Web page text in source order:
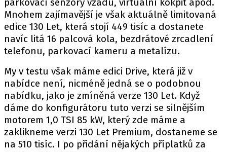
Mnohem zajímavější je však aktuálně limitovaná
edice 130 Let, která stojí 449 tisíc a dostanete
navíc litá 16 palcová kola, bezdrátové zrcadlení
telefonu, parkovací kameru a metalízu.
My v testu však máme edici Drive, která již v
nabídce není, nicméně jedná se o podobnou
nabídku, jako je zmíněná verze 130 Let. Když
dáme do konfigurátoru tuto verzi se silnějším
motorem 1,0 TSI 85 kW, který zde máme a
zaklikneme verzi 130 Let Premium, dostaneme se
na 510 tisíc. I po přidání nějakých příplatků za